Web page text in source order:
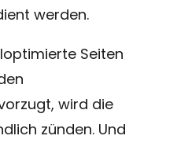
werden.
Seiten
wird die
zünden. Und